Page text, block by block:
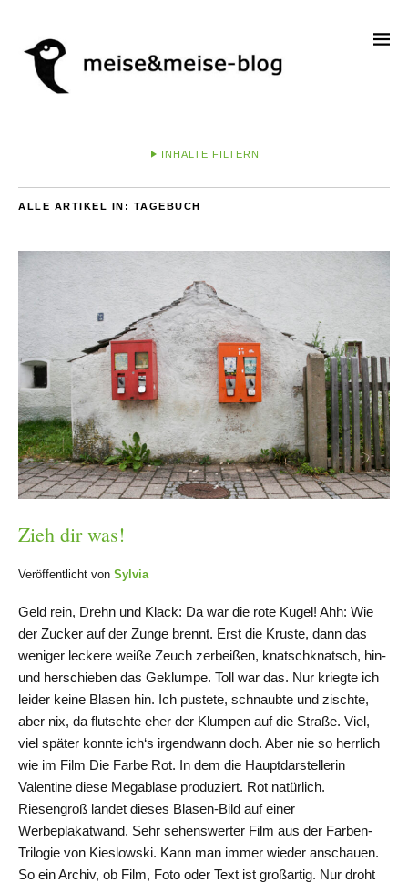
INHALTE FILTERN
ALLE ARTIKEL IN: TAGEBUCH
Zieh dir was!
Veröffentlicht von Sylvia
Geld rein, Drehn und Klack: Da war die rote Kugel! Ahh: Wie
der Zucker auf der Zunge brennt. Erst die Kruste, dann das
weniger leckere weiße Zeuch zerbeißen, knatschknatsch, hin-
und herschieben das Geklumpe. Toll war das. Nur kriegte ich
leider keine Blasen hin. Ich pustete, schnaubte und zischte,
aber nix, da flutschte eher der Klumpen auf die Straße. Viel,
viel später konnte ich‘s irgendwann doch. Aber nie so herrlich
wie im Film Die Farbe Rot. In dem die Hauptdarstellerin
Valentine diese Megablase produziert. Rot natürlich.
Riesengroß landet dieses Blasen-Bild auf einer
Werbeplakatwand. Sehr sehenswerter Film aus der Farben-
Trilogie von Kieslowski. Kann man immer wieder anschauen.
So ein Archiv, ob Film, Foto oder Text ist großartig. Nur droht